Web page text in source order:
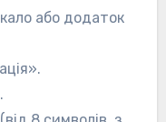
або додаток